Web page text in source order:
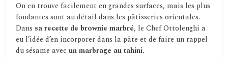
On en trouve facilement en grandes surfaces, mais les plus
fondantes sont au détail dans les pâtisseries orientales.
Dans sa recette de brownie marbré, le Chef Ottolenghi a
eu l’idée d’en incorporer dans la pâte et de faire un rappel
du sésame avecun marbrage au tahini.